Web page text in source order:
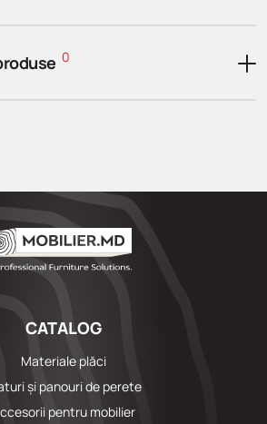
0
CATALOG
Materiale plăci
și panouri de perete
pentru mobilier